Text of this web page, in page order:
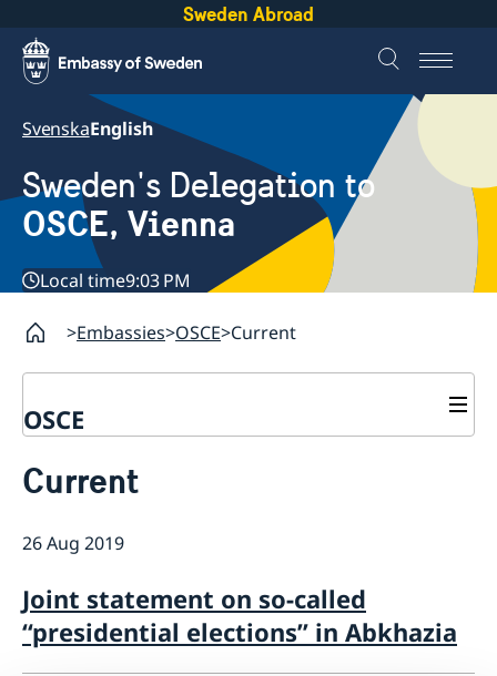
Sweden Abroad
SvenskaEnglish
Sweden's Delegation to
OSCE, Vienna
Local time9:03 PM
Embassies OSCE Current
OSCE
About us
Data Protection Policy (GDPR)
Sweden & OSCE
Working for the OSCE
Election observation
Links (incl. EU statements in the OSCE)
Current
26 Aug 2019
Joint statement on so-called
“presidential elections” in Abkhazia